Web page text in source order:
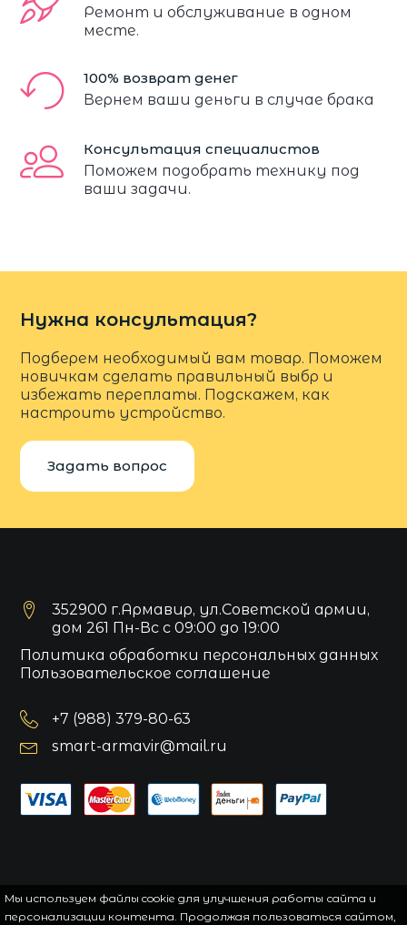
Ремонт и обслуживание в одном
месте.
100% возврат денег
Вернем ваши деньги в случае брака
Консультация специалистов
Поможем подобрать технику под
ваши задачи.
Нужна консультация?
Подберем необходимый вам товар. Поможем
новичкам сделать правильный выбр и
избежать переплаты. Подскажем, как
настроить устройство.
Задать вопрос
352900 г.Армавир, ул.Советской армии,
дом 261 Пн-Вс с 09:00 до 19:00
Политика обработки персональных данных
Пользовательское соглашение
+7 (988) 379-80-63
smart-armavir@mail.ru
Мы используем файлы cookie для улучшения работы сайта и
персонализации контента. Продолжая пользоваться сайтом,